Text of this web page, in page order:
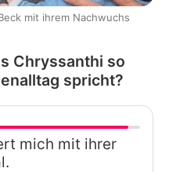
mit ihrem Nachwuchs
Chryssanthi so
spricht?
mich mit ihrer